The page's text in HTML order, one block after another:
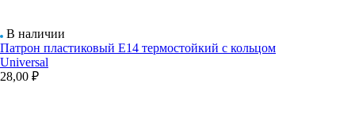
В наличии
Патрон пластиковый Е14 термостойкий с кольцом
Universal
28,00 ₽